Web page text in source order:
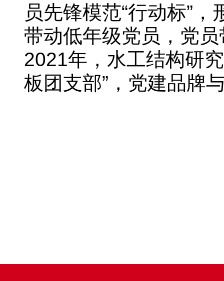
员先锋模范“行动标”
带动低年级党员，党
2021年，水工结构研
板团支部”，党建品牌